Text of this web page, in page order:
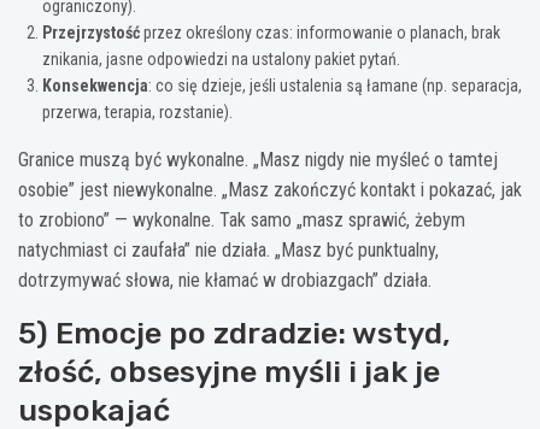
ograniczony).
Przejrzystośćprzez określony czas: informowanie o planach, brak
znikania, jasne odpowiedzi na ustalony pakiet pytań.
Konsekwencja: co się dzieje, jeśli ustalenia są łamane (np. separacja,
przerwa, terapia, rozstanie).
Granice muszą być wykonalne. „Masz nigdy nie myśleć o tamtej
osobie” jest niewykonalne. „Masz zakończyć kontakt i pokazać, jak
to zrobiono” — wykonalne. Tak samo „masz sprawić, żebym
natychmiast ci zaufała” nie działa. „Masz być punktualny,
dotrzymywać słowa, nie kłamać w drobiazgach” działa.
5) Emocje po zdradzie: wstyd,
złość, obsesyjne myśli i jak je
uspokajać